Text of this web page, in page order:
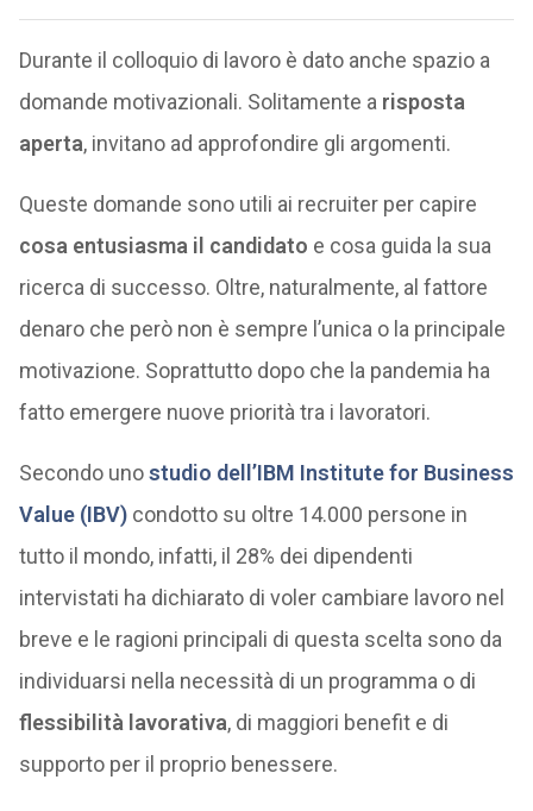
Durante il colloquio di lavoro è dato anche spazio a
domande motivazionali. Solitamente a risposta
aperta, invitano ad approfondire gli argomenti.
Queste domande sono utili ai recruiter per capire
cosa entusiasma il candidato e cosa guida la sua
ricerca di successo. Oltre, naturalmente, al fattore
denaro che però non è sempre l’unica o la principale
motivazione. Soprattutto dopo che la pandemia ha
fatto emergere nuove priorità tra i lavoratori.
Secondo unostudio dell’IBM Institute for Business
Value (IBV)condotto su oltre 14.000 persone in
tutto il mondo, infatti, il 28% dei dipendenti
intervistati ha dichiarato di voler cambiare lavoro nel
breve e le ragioni principali di questa scelta sono da
individuarsi nella necessità di un programma o di
flessibilità lavorativa, di maggiori benefit e di
supporto per il proprio benessere.